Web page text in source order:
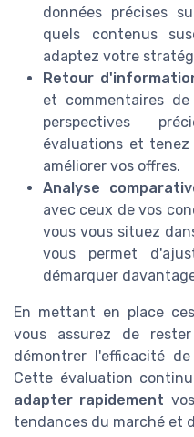
données précises
quels contenus
adaptez votre
Retour
et commentaires
perspectives
évaluations et
améliorer vos offres.
Analyse
avec ceux de vos
vous vous situez
vous permet
démarquer
En mettant en place
vous assurez de
démontrer l'efficacité
Cette évaluation
adapter rapidement
tendances du marché et